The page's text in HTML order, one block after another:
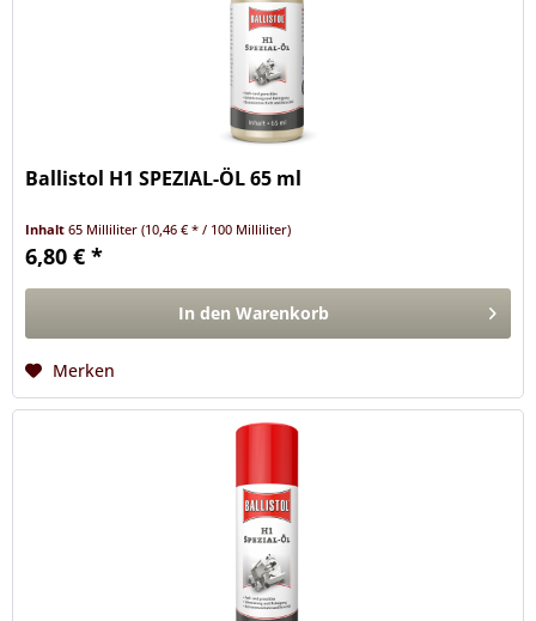
Ballistol H1 SPEZIAL-ÖL 65 ml
Inhalt65 Milliliter(10,46 € * / 100 Milliliter)
6,80 € *
In den Warenkorb
Merken